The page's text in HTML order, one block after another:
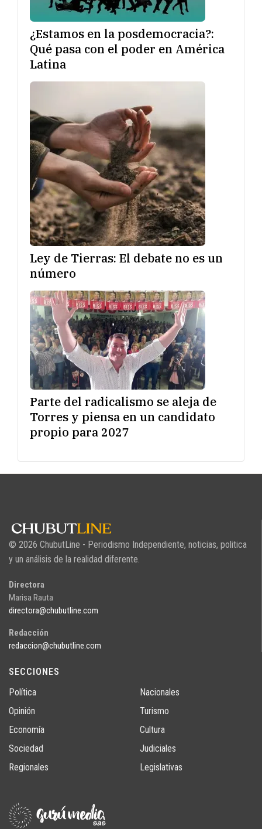
¿Estamos en la posdemocracia?:
Qué pasa con el poder en América
Latina
Ley de Tierras: El debate no es un
número
Parte del radicalismo se aleja de
Torres y piensa en un candidato
propio para 2027
© 2026 ChubutLine - Periodismo Independiente, noticias, politica
y un análisis de la realidad diferente.
Directora
Marisa Rauta
directora@chubutline.com
Redacción
redaccion@chubutline.com
SECCIONES
Política
Opinión
Economía
Sociedad
Regionales
Nacionales
Turismo
Cultura
Judiciales
Legislativas